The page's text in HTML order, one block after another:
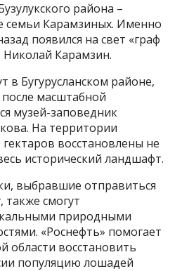
района –
семьи Карамзиных. Именно
появился на свет «граф
Николай Карамзин.
в Бугурусланском районе,
масштабной
музей-заповедник
На территории
восстановлены не
исторический ландшафт.
выбравшие отправиться
смогут
природными
«Роснефть» помогает
области восстановить
популяцию лошадей